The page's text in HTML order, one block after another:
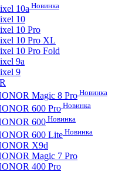
10a Новинка
10
10 Pro
10 Pro XL
10 Pro Fold
9a
9
Magic 8 Pro Новинка
600 Pro Новинка
600Новинка
600 Lite Новинка
X9d
Magic 7 Pro
400 Pro